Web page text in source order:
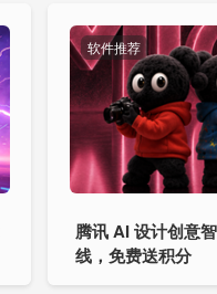
软件推荐
腾讯 AI 设计创意
线，免费送积分